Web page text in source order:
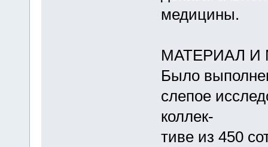
медицины.
МАТЕРИАЛ
Было
слепое
коллек-
тиве из 450